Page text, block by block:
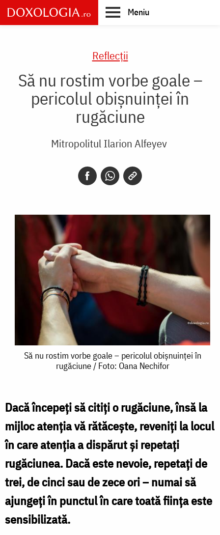
Skip
to
main
Meniu
Reflecții
Să nu rostim vorbe goale –
pericolul obișnuinței în
rugăciune
Mitropolitul Ilarion Alfeyev
Să
vorbe
goale
–
pericolul
obișnuinței
în
rugăciune
/
Să nu rostim vorbe goale – pericolul obișnuinței în
rugăciune / Foto: Oana Nechifor
Dacă începeți să citiți o rugăciune, însă la
mijloc atenția vă rătăcește, reveniți la locul
în care atenția a dispărut și repetați
rugăciunea. Dacă este nevoie, repetați de
trei, de cinci sau de zece ori – numai să
ajungeți în punctul în care toată ființa este
sensibilizată.